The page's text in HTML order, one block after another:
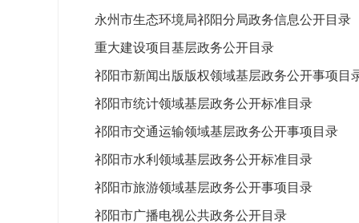
永州市生态环境局祁阳分局政务信息公开目录
重大建设项目基层政务公开目录
祁阳市新闻出版版权领域基层政务公开事项目
祁阳市统计领域基层政务公开标准目录
祁阳市交通运输领域基层政务公开事项目录
祁阳市水利领域基层政务公开标准目录
祁阳市旅游领域基层政务公开事项目录
祁阳市广播电视公共政务公开目录